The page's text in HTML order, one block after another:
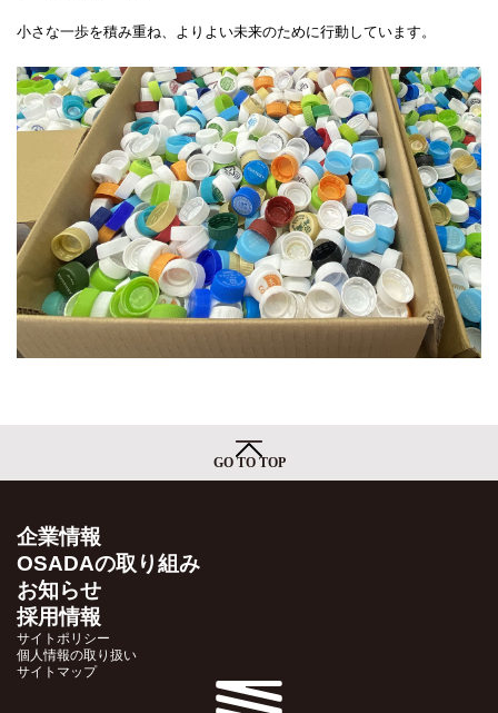
小さな一歩を積み重ね、よりよい未来のために行動しています。
GO TO TOP
企業情報
OSADAの取り組み
お知らせ
採用情報
サイトポリシー
個人情報の取り扱い
サイトマップ